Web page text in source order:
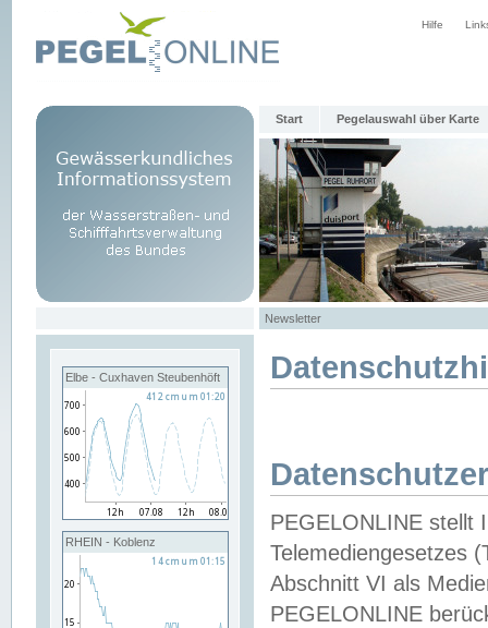
Hilfe
Start Pegelauswahl über Karte
Newsletter
Elbe - Cuxhaven Steubenhöft
RHEIN - Koblenz
PEGELONLINE stellt
Telemediengesetzes
Abschnitt VI als
PEGELONLINE